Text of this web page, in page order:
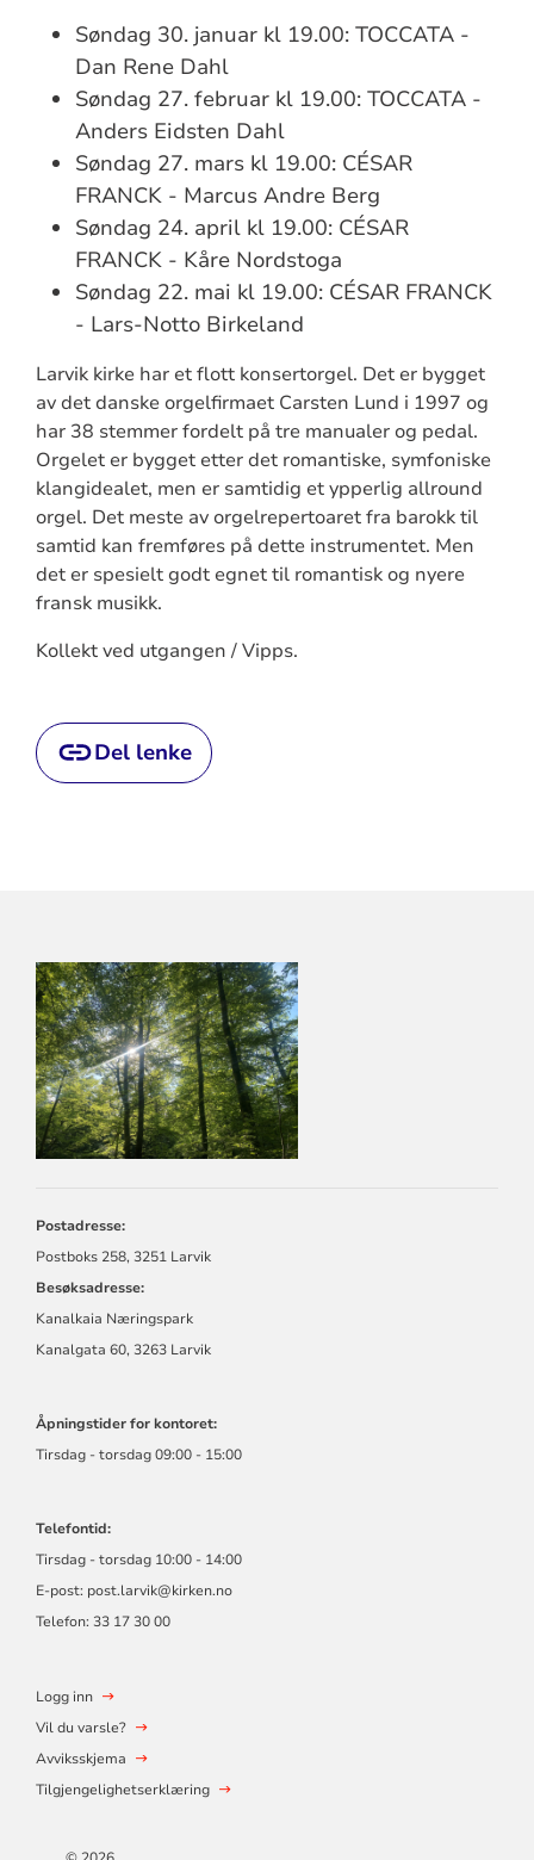
Søndag 30. januar kl 19.00: TOCCATA -
Dan Rene Dahl
Søndag 27. februar kl 19.00: TOCCATA -
Anders Eidsten Dahl
Søndag 27. mars kl 19.00: CÉSAR
FRANCK - Marcus Andre Berg
Søndag 24. april kl 19.00: CÉSAR
FRANCK - Kåre Nordstoga
Søndag 22. mai kl 19.00: CÉSAR FRANCK
- Lars-Notto Birkeland
Larvik kirke har et flott konsertorgel. Det er bygget
av det danske orgelfirmaet Carsten Lund i 1997 og
har 38 stemmer fordelt på tre manualer og pedal.
Orgelet er bygget etter det romantiske, symfoniske
klangidealet, men er samtidig et ypperlig allround
orgel. Det meste av orgelrepertoaret fra barokk til
samtid kan fremføres på dette instrumentet. Men
det er spesielt godt egnet til romantisk og nyere
fransk musikk.
Kollekt ved utgangen / Vipps.
Del lenke
KONTAKTINFORMASJON
FOR
LARVIK
KIRKELIGE
FELLESRÅD
Postadresse:
Postboks 258, 3251 Larvik
Besøksadresse:
Kanalkaia Næringspark
Kanalgata 60, 3263 Larvik
Åpningstider for kontoret:
Tirsdag - torsdag 09:00 - 15:00
Telefontid:
Tirsdag - torsdag 10:00 - 14:00
E-post: post.larvik@kirken.no
Telefon: 33 17 30 00
Logg inn
Vil du varsle?
Avviksskjema
Tilgjengelighetserklæring